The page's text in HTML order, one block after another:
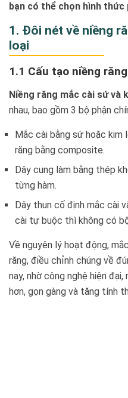
bạn có thể chọn hình thức
1. Đôi nét về niềng
loại
1.1 Cấu tạo niềng
Niềng răng mắc cài sứ và
nhau, bao gồm 3 bộ phận
Mắc cài bằng sứ hoặc kim
răng bằng composite.
Dây cung làm bằng thép
từng hàm.
Dây thun cố định mắc cài
cài tự buộc thì không có
Về nguyên lý hoạt động,
răng, điều chỉnh chúng về
nay, nhờ công nghệ hiện
hơn, gọn gàng và tăng tính